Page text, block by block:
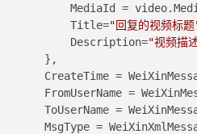
MediaId =
                                Title=
"回复的视频标
                                Description=
"视频描
                            },
CreateTime =
ToUserName
MsgType =